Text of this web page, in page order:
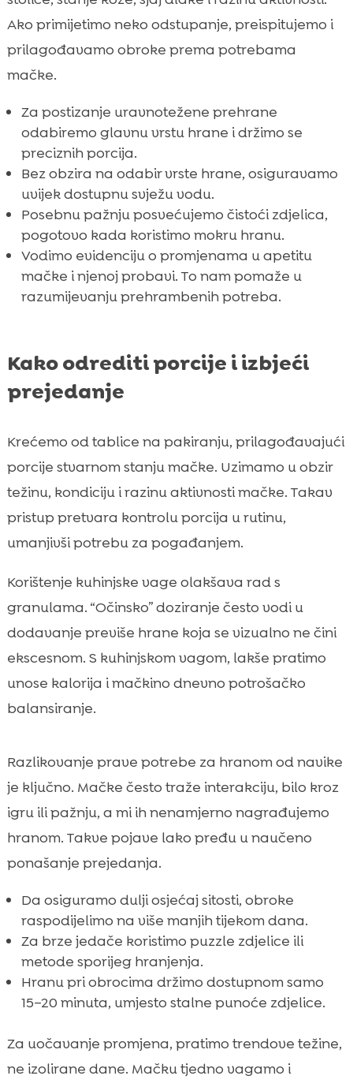
Ako primijetimo neko odstupanje, preispitujemo i
prilagođavamo obroke prema potrebama
mačke.
Za postizanje uravnotežene prehrane
odabiremo glavnu vrstu hrane i držimo se
preciznih porcija.
Bez obzira na odabir vrste hrane, osiguravamo
uvijek dostupnu svježu vodu.
Posebnu pažnju posvećujemo čistoći zdjelica,
pogotovo kada koristimo mokru hranu.
Vodimo evidenciju o promjenama u apetitu
mačke i njenoj probavi. To nam pomaže u
razumijevanju prehrambenih potreba.
Kako odrediti porcije i izbjeći
prejedanje
Krećemo od tablice na pakiranju, prilagođavajući
porcije stvarnom stanju mačke. Uzimamo u obzir
težinu, kondiciju i razinu aktivnosti mačke. Takav
pristup pretvara kontrolu porcija u rutinu,
umanjivši potrebu za pogađanjem.
Korištenje kuhinjske vage olakšava rad s
granulama. “Očinsko” doziranje često vodi u
dodavanje previše hrane koja se vizualno ne čini
ekscesnom. S kuhinjskom vagom, lakše pratimo
unose kalorija i mačkino dnevno potrošačko
balansiranje.
Razlikovanje prave potrebe za hranom od navike
je ključno. Mačke često traže interakciju, bilo kroz
igru ili pažnju, a mi ih nenamjerno nagrađujemo
hranom. Takve pojave lako pređu u naučeno
ponašanje prejedanja.
Da osiguramo dulji osjećaj sitosti, obroke
raspodijelimo na više manjih tijekom dana.
Za brze jedače koristimo puzzle zdjelice ili
metode sporijeg hranjenja.
Hranu pri obrocima držimo dostupnom samo
15–20 minuta, umjesto stalne punoće zdjelice.
Za uočavanje promjena, pratimo trendove težine,
ne izolirane dane. Mačku tjedno vagamo i